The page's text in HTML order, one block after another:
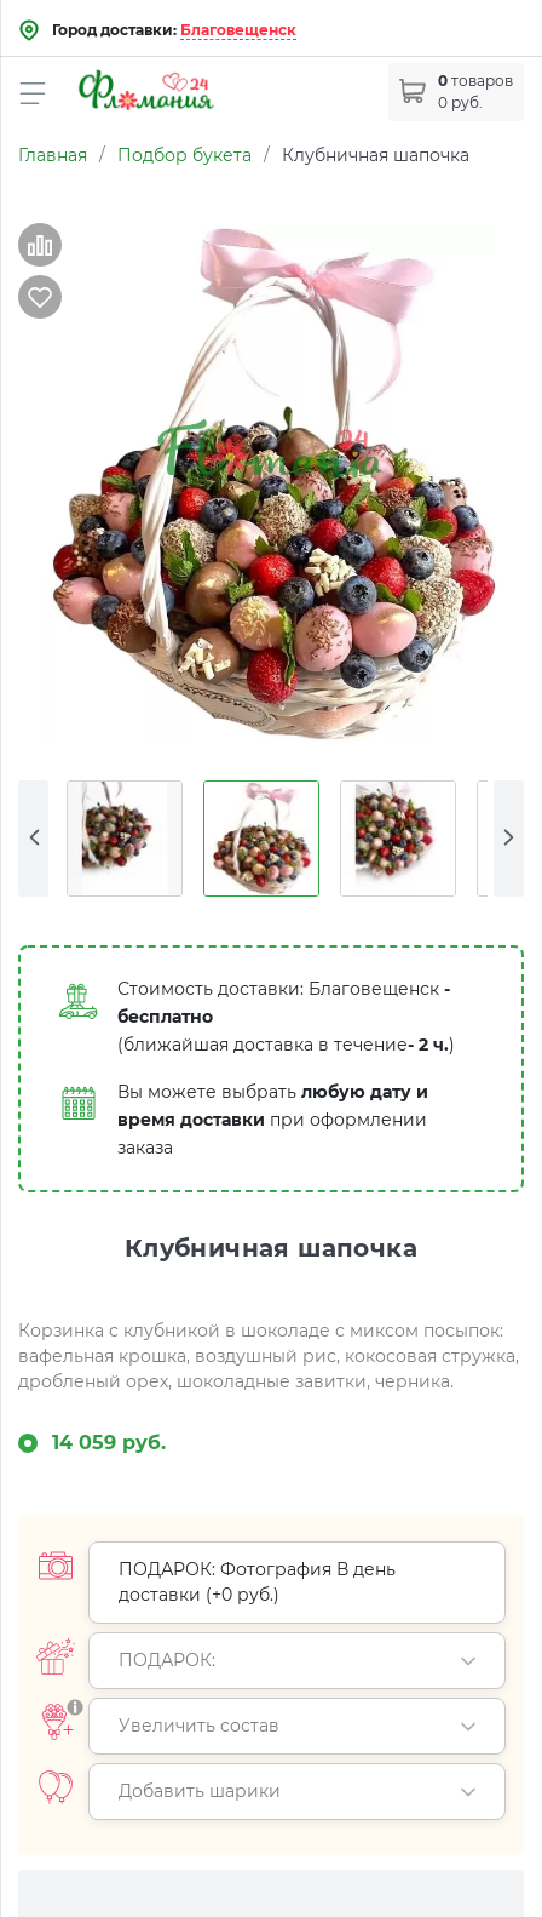
Город доставки: Благовещенск
0 товаров
0 руб.
Главная / Подбор букета / Клубничная шапочка
Стоимость доставки: Благовещенск -
бесплатно
(ближайшая доставка в течение- 2 ч.)
Вы можете выбрать любую дату и
время доставки при оформлении
заказа
Клубничная шапочка
Корзинка с клубникой в шоколаде с миксом посыпок:
вафельная крошка, воздушный рис, кокосовая стружка,
дробленый орех, шоколадные завитки, черника.
14 059 руб.
ПОДАРОК: Фотография В день
доставки (+0 руб.)
ПОДАРОК:
Увеличить состав
Добавить шарики